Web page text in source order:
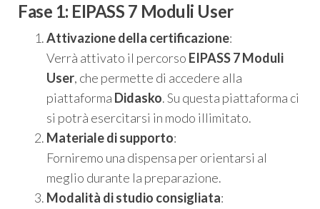
Fase 1: EIPASS 7 Moduli User
Attivazione della certificazione:
Verrà attivato il percorso EIPASS 7 Moduli
User, che permette di accedere alla
piattaforma Didasko. Su questa piattaforma ci
si potrà esercitarsi in modo illimitato.
Materiale di supporto:
Forniremo una dispensa per orientarsi al
meglio durante la preparazione.
Modalità di studio consigliata: